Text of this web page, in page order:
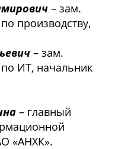
– зам.
производству,
– зам.
по ИТ, начальник
– главный
«АНХК».